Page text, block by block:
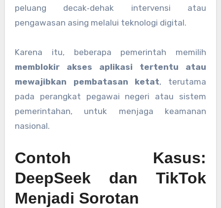
peluang decak‑dehak intervensi atau
pengawasan asing melalui teknologi digital.
Karena itu, beberapa pemerintah memilih
memblokir akses aplikasi tertentu atau
mewajibkan pembatasan ketat, terutama
pada perangkat pegawai negeri atau sistem
pemerintahan, untuk menjaga keamanan
nasional.
Contoh Kasus:
DeepSeek dan TikTok
Menjadi Sorotan